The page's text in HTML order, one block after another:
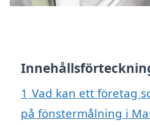
1 Vad kan ett företag
på fönstermålning i